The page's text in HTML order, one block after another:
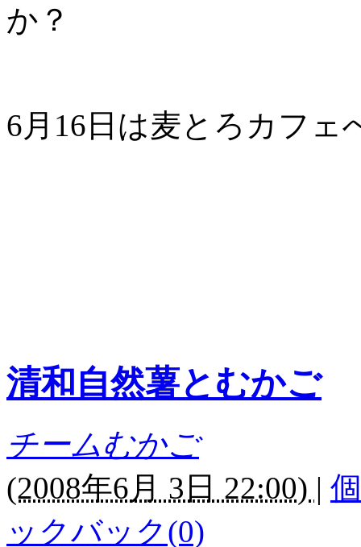
か？
6月16日は麦とろカフェ
清和自然薯とむかご
チームむかご
(2008年6月 3日 22:00) |
ックバック(0)